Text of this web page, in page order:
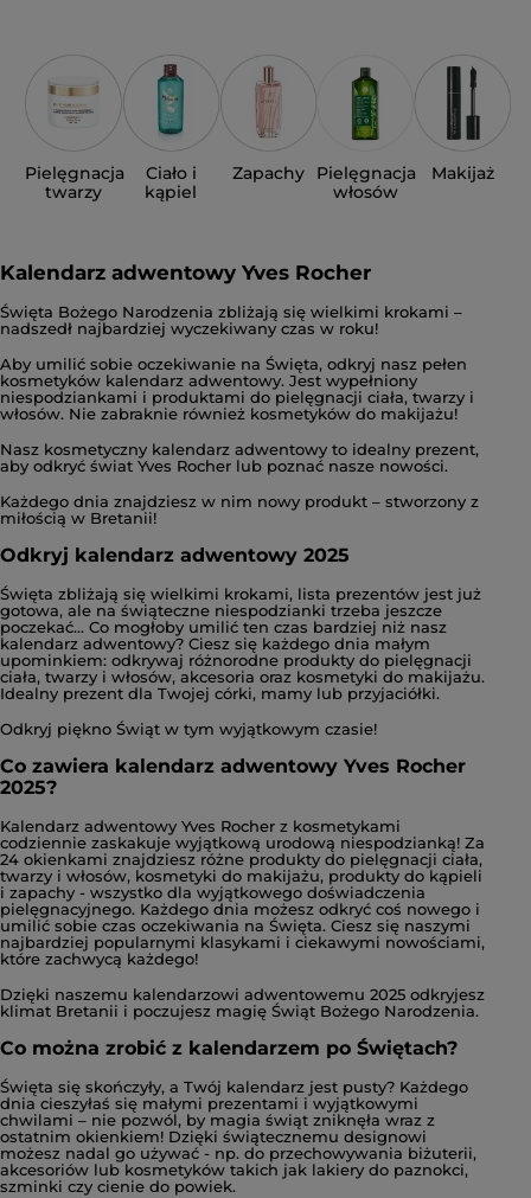
Pielęgnacja
twarzy
Ciało i
kąpiel
Zapachy
Pielęgnacja
włosów
Makijaż
Kalendarz adwentowy Yves Rocher
Święta Bożego Narodzenia zbliżają się wielkimi krokami –
nadszedł najbardziej wyczekiwany czas w roku!
Aby umilić sobie oczekiwanie na Święta, odkryj nasz pełen
kosmetyków kalendarz adwentowy. Jest wypełniony
niespodziankami i produktami do pielęgnacji ciała, twarzy i
włosów. Nie zabraknie również kosmetyków do makijażu!
Nasz kosmetyczny kalendarz adwentowy to idealny prezent,
aby odkryć świat Yves Rocher lub poznać nasze nowości.
Każdego dnia znajdziesz w nim nowy produkt – stworzony z
miłością w Bretanii!
Odkryj kalendarz adwentowy 2025
Święta zbliżają się wielkimi krokami, lista prezentów jest już
gotowa, ale na świąteczne niespodzianki trzeba jeszcze
poczekać… Co mogłoby umilić ten czas bardziej niż nasz
kalendarz adwentowy? Ciesz się każdego dnia małym
upominkiem: odkrywaj różnorodne produkty do pielęgnacji
ciała, twarzy i włosów, akcesoria oraz kosmetyki do makijażu.
Idealny prezent dla Twojej córki, mamy lub przyjaciółki.
Odkryj piękno Świąt w tym wyjątkowym czasie!
Co zawiera kalendarz adwentowy Yves Rocher
2025?
Kalendarz adwentowy Yves Rocher z kosmetykami
codziennie zaskakuje wyjątkową urodową niespodzianką! Za
24 okienkami znajdziesz różne produkty do pielęgnacji ciała,
twarzy i włosów, kosmetyki do makijażu, produkty do kąpieli
i zapachy - wszystko dla wyjątkowego doświadczenia
pielęgnacyjnego. Każdego dnia możesz odkryć coś nowego i
umilić sobie czas oczekiwania na Święta. Ciesz się naszymi
najbardziej popularnymi klasykami i ciekawymi nowościami,
które zachwycą każdego!
Dzięki naszemu kalendarzowi adwentowemu 2025 odkryjesz
klimat Bretanii i poczujesz magię Świąt Bożego Narodzenia.
Co można zrobić z kalendarzem po Świętach?
Święta się skończyły, a Twój kalendarz jest pusty? Każdego
dnia cieszyłaś się małymi prezentami i wyjątkowymi
chwilami – nie pozwól, by magia świąt zniknęła wraz z
ostatnim okienkiem! Dzięki świątecznemu designowi
możesz nadal go używać - np. do przechowywania biżuterii,
akcesoriów lub kosmetyków takich jak lakiery do paznokci,
szminki czy cienie do powiek.